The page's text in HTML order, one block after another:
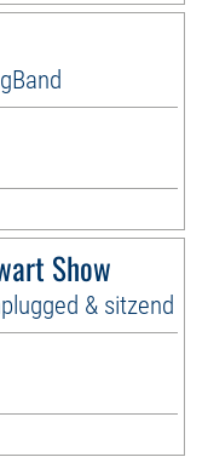
Show
& sitzend